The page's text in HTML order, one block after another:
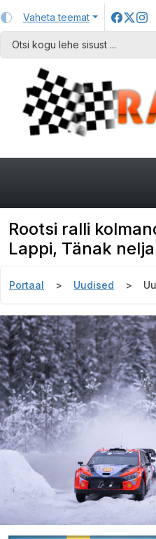
Vaheta teemat
Rootsi ralli
Lappi, Tänak
Portaal Uudised